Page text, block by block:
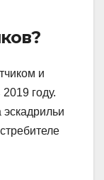
и
году.